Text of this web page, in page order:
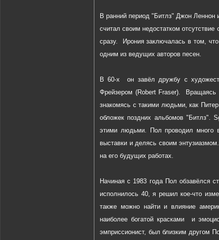
В ранний период "Битлз" Джон
считал своим недостатком
сразу. Ирония заключалась в том,
одним из ведущих авторов песен.
В 60-х он завёл дружбу с
Фрейзером (Robert Fraser). Вращаясь
знакомясь с такими людьми, как
обложек поздних альбомов "Битлз".
этими людьми. Пол проводил много
выставки и делясь своим
на его будущих работах.
Начиная с 1983 года Пол обзавёлся
исполнилось 40, я решил кое-что
также можно найти и влияние
наиболее богатой красками и
эмприссионист, был близким другом